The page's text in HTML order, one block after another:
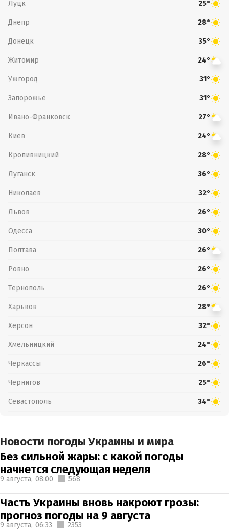
Луцк 25°
Днепр 28°
Донецк 35°
Житомир 24°
Ужгород 31°
Запорожье 31°
Ивано-Франковск 27°
Киев 24°
Кропивницкий 28°
Луганск 36°
Николаев 32°
Львов 26°
Одесса 30°
Полтава 26°
Ровно 26°
Тернополь 26°
Харьков 28°
Херсон 32°
Хмельницкий 24°
Черкассы 26°
Чернигов 25°
Севастополь 34°
Новости погоды Украины и мира
Без сильной жары: с какой погоды
начнется следующая неделя
9 августа, 08:00 568
Часть Украины вновь накроют грозы:
прогноз погоды на 9 августа
9 августа, 06:33 2353